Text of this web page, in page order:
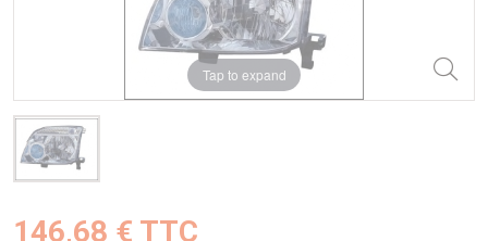
Tap to expand
146,68 € TTC